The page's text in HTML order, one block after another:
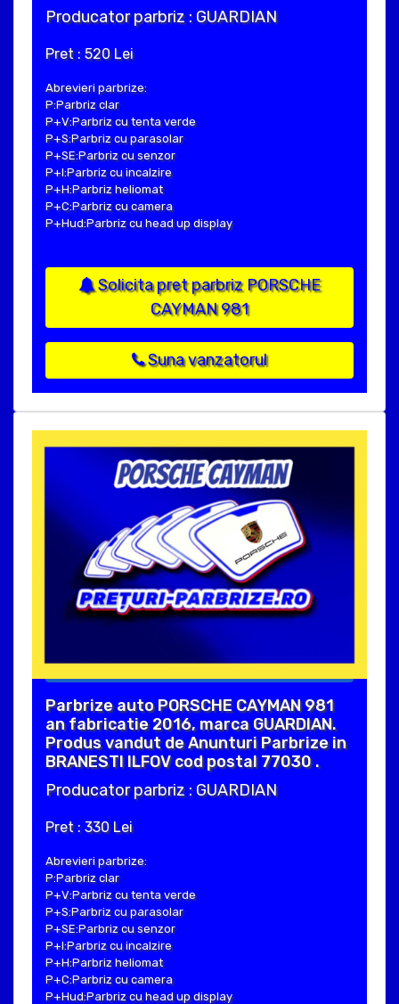
Producator parbriz : GUARDIAN
Pret : 520 Lei
Abrevieri parbrize:
P:Parbriz clar
P+V:Parbriz cu tenta verde
P+S:Parbriz cu parasolar
P+SE:Parbriz cu senzor
P+I:Parbriz cu incalzire
P+H:Parbriz heliomat
P+C:Parbriz cu camera
P+Hud:Parbriz cu head up display
Solicita pret parbriz PORSCHE
CAYMAN 981
Suna vanzatorul
Parbrize auto PORSCHE CAYMAN 981
an fabricatie 2016, marca GUARDIAN.
Produs vandut de Anunturi Parbrize in
BRANESTI ILFOV cod postal 77030 .
Producator parbriz : GUARDIAN
Pret : 330 Lei
Abrevieri parbrize:
P:Parbriz clar
P+V:Parbriz cu tenta verde
P+S:Parbriz cu parasolar
P+SE:Parbriz cu senzor
P+I:Parbriz cu incalzire
P+H:Parbriz heliomat
P+C:Parbriz cu camera
P+Hud:Parbriz cu head up display